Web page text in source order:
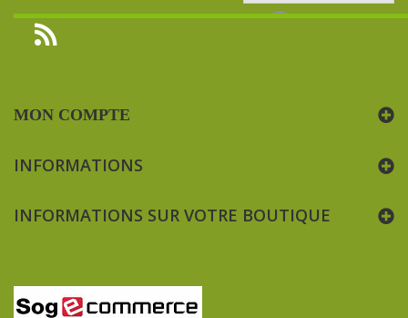
MON COMPTE
INFORMATIONS
INFORMATIONS SUR VOTRE BOUTIQUE